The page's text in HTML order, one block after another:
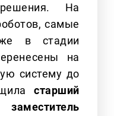
На
самые
в стадии
на
систему до
старший